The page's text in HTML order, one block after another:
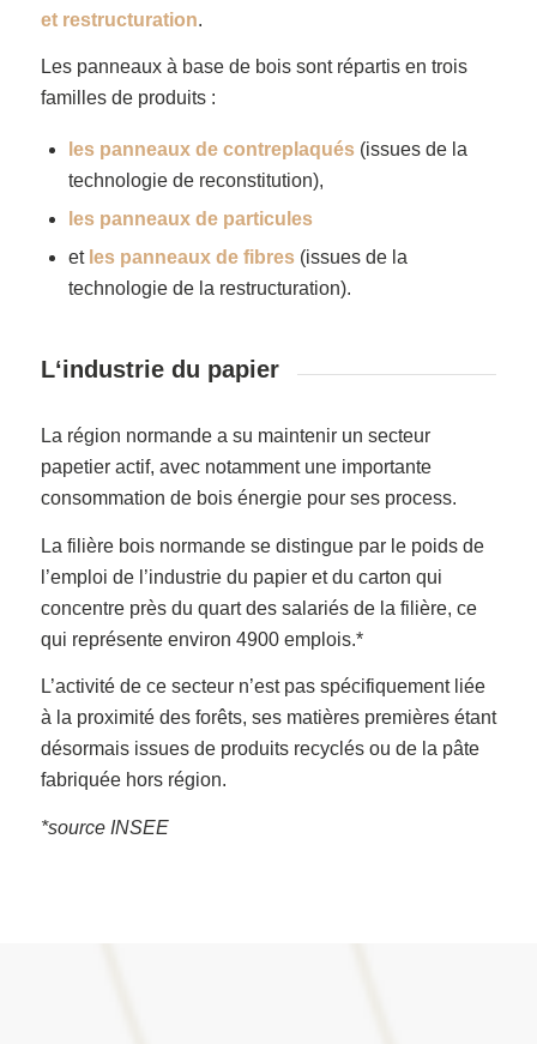
et restructuration.
Les panneaux à base de bois sont répartis en trois
familles de produits :
les panneaux de contreplaqués(issues de la
technologie de reconstitution),
les panneaux de particules
et les panneaux de fibres(issues de la
technologie de la restructuration).
L‘industrie du papier
La région normande a su maintenir un secteur
papetier actif, avec notamment une importante
consommation de bois énergie pour ses process.
La filière bois normande se distingue par le poids de
l’emploi de l’industrie du papier et du carton qui
concentre près du quart des salariés de la filière, ce
qui représente environ 4900 emplois.*
L’activité de ce secteur n’est pas spécifiquement liée
à la proximité des forêts, ses matières premières étant
désormais issues de produits recyclés ou de la pâte
fabriquée hors région.
*source INSEE